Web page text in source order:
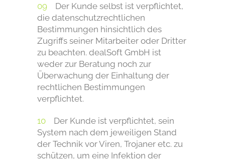
Der Kunde selbst ist verpflichtet,
die datenschutzrechtlichen
Bestimmungen hinsichtlich des
Zugriffs seiner Mitarbeiter oder Dritter
zu beachten. dealSoft GmbH ist
weder zur Beratung noch zur
Überwachung der Einhaltung der
rechtlichen Bestimmungen
verpflichtet.
Der Kunde ist verpflichtet, sein
System nach dem jeweiligen Stand
der Technik vor Viren, Trojaner etc. zu
schützen, um eine Infektion der